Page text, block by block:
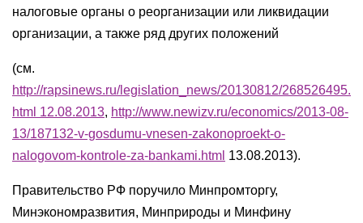
налоговые органы о реорганизации или ликвидации
организации, а также ряд других положений
(см.
http://rapsinews.ru/legislation_news/20130812/268526495.
html 12.08.2013, http://www.newizv.ru/economics/2013-08-
13/187132-v-gosdumu-vnesen-zakonoproekt-o-
nalogovom-kontrole-za-bankami.html 13.08.2013).
Правительство РФ поручило Минпромторгу,
Минэкономразвития, Минприроды и Минфину